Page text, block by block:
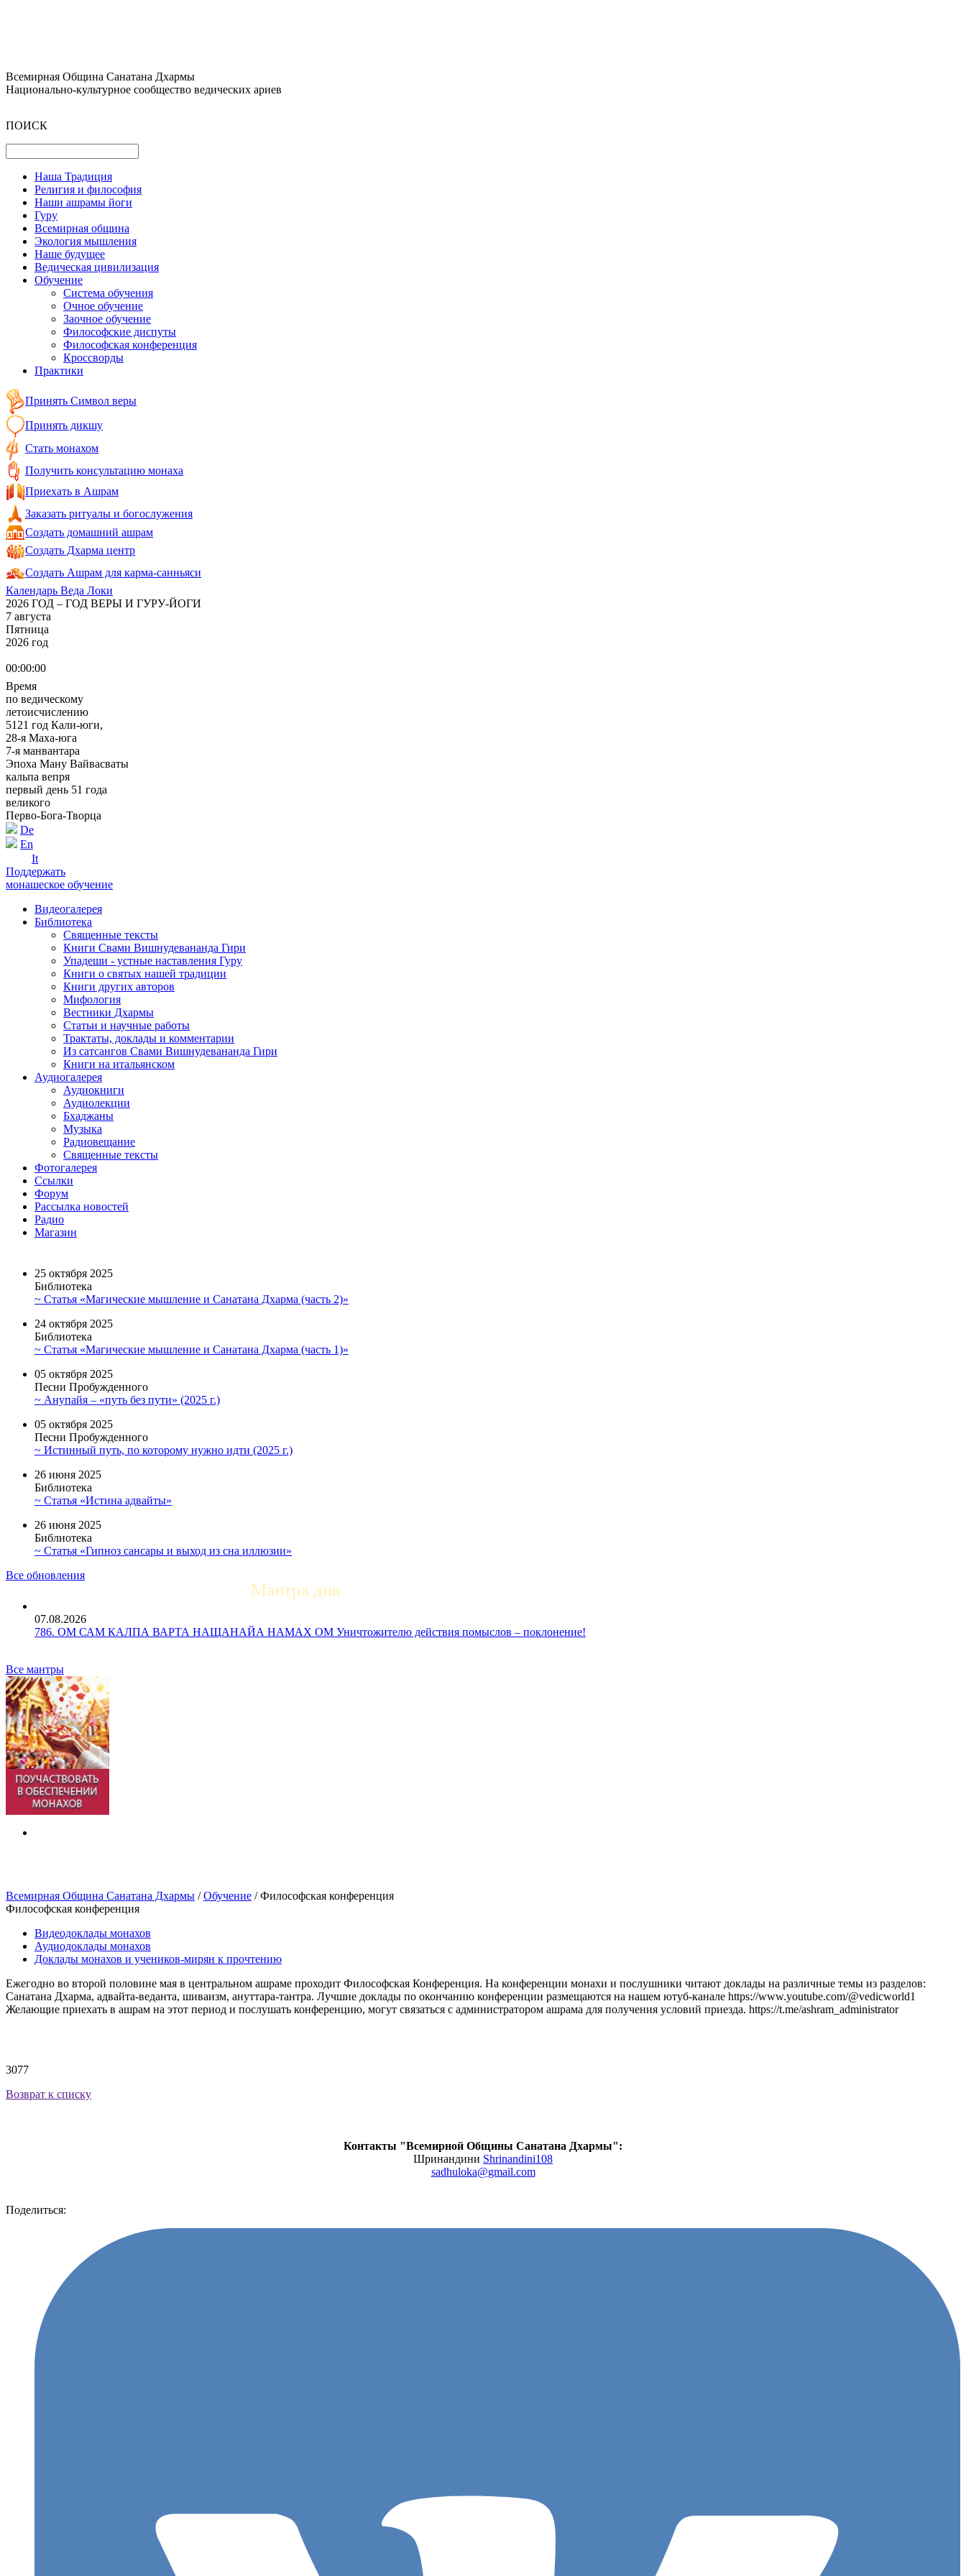
Всемирная Община Санатана Дхармы
Национально-культурное сообщество ведических ариев
ПОИСК
Наша Традиция
Религия и философия
Наши ашрамы йоги
Гуру
Всемирная община
Экология мышления
Наше будущее
Ведическая цивилизация
Обучение
Система обучения
Очное обучение
Заочное обучение
Философские диспуты
Философская конференция
Кроссворды
Практики
Принять Символ веры
Принять дикшу
Стать монахом
Получить консультацию монаха
Приехать в Ашрам
Заказать ритуалы и богослужения
Создать домашний ашрам
Создать Дхарма центр
Создать Ашрам для карма-санньяси
Календарь Веда Локи
2026 ГОД – ГОД ВЕРЫ И ГУРУ-ЙОГИ
7 августа
Пятница
2026 год
00:00:00
Время
по ведическому
летоисчислению
5121 год Кали-юги,
28-я Маха-юга
7-я манвантара
Эпоха Ману Вайвасваты
кальпа вепря
первый день 51 года
великого
Перво-Бога-Творца
De
En
It
Поддержать
монашеское обучение
Видеогалерея
Библиотека
Священные тексты
Книги Свами Вишнудевананда Гири
Упадеши - устные наставления Гуру
Книги о святых нашей традиции
Книги других авторов
Мифология
Вестники Дхармы
Статьи и научные работы
Трактаты, доклады и комментарии
Из сатсангов Свами Вишнудевананда Гири
Книги на итальянском
Аудиогалерея
Аудиокниги
Аудиолекции
Бхаджаны
Музыка
Радиовещание
Священные тексты
Фотогалерея
Ссылки
Форум
Рассылка новостей
Радио
Магазин
25 октября 2025
Библиотека
~ Статья «Магические мышление и Санатана Дхарма (часть 2)»
24 октября 2025
Библиотека
~ Статья «Магические мышление и Санатана Дхарма (часть 1)»
05 октября 2025
Песни Пробужденного
~ Анупайя – «путь без пути» (2025 г.)
05 октября 2025
Песни Пробужденного
~ Истинный путь, по которому нужно идти (2025 г.)
26 июня 2025
Библиотека
~ Статья «Истина адвайты»
26 июня 2025
Библиотека
~ Статья «Гипноз сансары и выход из сна иллюзии»
Все обновления
Мантра дня
07.08.2026
786. ОМ САМ КАЛПА ВАРТА НАЩАНАЙА НАМАХ ОМ Уничтожителю действия помыслов – поклонение!
Все мантры
Всемирная Община Санатана Дхармы /Обучение /Философская конференция
Философская конференция
Видеодоклады монахов
Аудиодоклады монахов
Доклады монахов и учеников-мирян к прочтению
Ежегодно во второй половине мая в центральном ашраме проходит Философская Конференция. На конференции монахи и послушники читают доклады на различные темы из разделов:
Санатана Дхарма, адвайта-веданта, шиваизм, ануттара-тантра. Лучшие доклады по окончанию конференции размещаются на нашем ютуб-канале https://www.youtube.com/@vedicworld1
Желающие приехать в ашрам на этот период и послушать конференцию, могут связаться с администратором ашрама для получения условий приезда. https://t.me/ashram_administrator
3077
Возврат к списку
Контакты "Всемирной Общины Санатана Дхармы":
Шринандини Shrinandini108
sadhuloka@gmail.com
Поделиться: